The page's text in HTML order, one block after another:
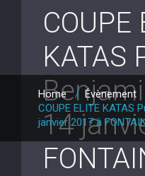
Home/ Évènement
COUPE ELITE KATAS
janvier 2017 à
COUPE
KATAS
14